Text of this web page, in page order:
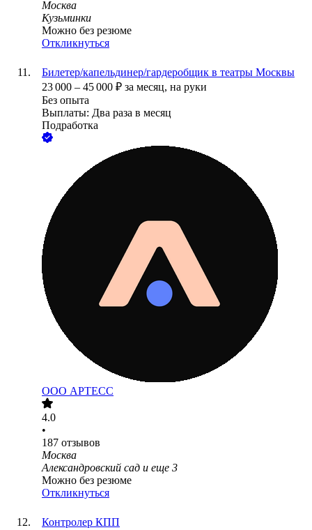
Москва
Кузьминки
Можно без резюме
Откликнуться
Билетер/капельдинер/гардеробщик в театры Москвы
23 000 – 45 000 ₽ за месяц, на руки
Без опыта
Выплаты: Два раза в месяц
Подработка
ООО АРТЕСС
4.0
•
187 отзывов
Москва
Александровский сад и еще 3
Можно без резюме
Откликнуться
Контролер КПП